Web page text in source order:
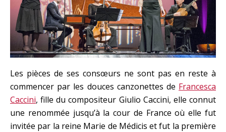
Les pièces de ses consœurs ne sont pas en reste à
commencer par les douces canzonettes de Francesca
Caccini, fille du compositeur Giulio Caccini, elle connut
une renommée jusqu’à la cour de France où elle fut
invitée par la reine Marie de Médicis et fut la première